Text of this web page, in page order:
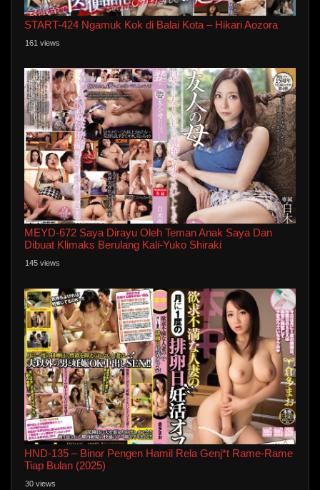
START-424 Ngamuk Kok di Balai Kota – Hikari Aozora
161 views
MEYD-672 Saya Dirayu Oleh Teman Anak Saya Dan
Dibuat Klimaks Berulang Kali-Yuko Shiraki
145 views
HND-135 – Binor Pengen Hamil Rela Genj*t Rame-Rame
Tiap Bulan (2025)
30 views